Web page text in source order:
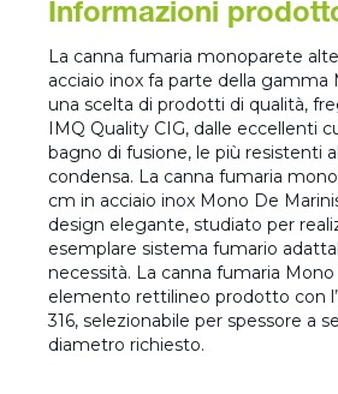
Informazioni
La canna fumaria monoparete
acciaio inox fa parte della gamma
una scelta di prodotti di qualità,
IMQ Quality CIG, dalle eccellenti
bagno di fusione, le più resistenti
condensa. La canna fumaria
cm in acciaio inox Mono De
design elegante, studiato per
esemplare sistema fumario
necessità. La canna fumaria
elemento rettilineo prodotto con
316, selezionabile per spessore a
diametro richiesto.